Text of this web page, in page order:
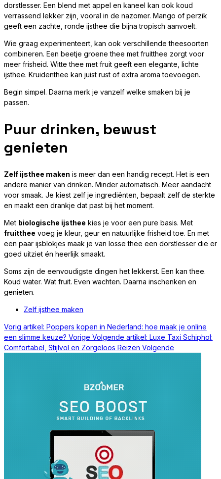
dorstlesser. Een blend met appel en kaneel kan ook koud
verrassend lekker zijn, vooral in de nazomer. Mango of perzik
geeft een zachte, ronde ijsthee die bijna tropisch aanvoelt.
Wie graag experimenteert, kan ook verschillende theesoorten
combineren. Een beetje groene thee met fruitthee zorgt voor
meer frisheid. Witte thee met fruit geeft een elegante, lichte
ijsthee. Kruidenthee kan juist rust of extra aroma toevoegen.
Begin simpel. Daarna merk je vanzelf welke smaken bij je
passen.
Puur drinken, bewust
genieten
Zelf ijsthee maken is meer dan een handig recept. Het is een
andere manier van drinken. Minder automatisch. Meer aandacht
voor smaak. Je kiest zelf je ingrediënten, bepaalt zelf de sterkte
en maakt een drankje dat past bij het moment.
Met biologische ijsthee kies je voor een pure basis. Met
fruitthee voeg je kleur, geur en natuurlijke frisheid toe. En met
een paar ijsblokjes maak je van losse thee een dorstlesser die er
goed uitziet én heerlijk smaakt.
Soms zijn de eenvoudigste dingen het lekkerst. Een kan thee.
Koud water. Wat fruit. Even wachten. Daarna inschenken en
genieten.
Zelf ijsthee maken
Vorig artikel: Poppers kopen in Nederland: hoe maak je online
een slimme keuze? Vorige Volgende artikel: Luxe Taxi Schiphol:
Comfortabel, Stijlvol en Zorgeloos Reizen Volgende